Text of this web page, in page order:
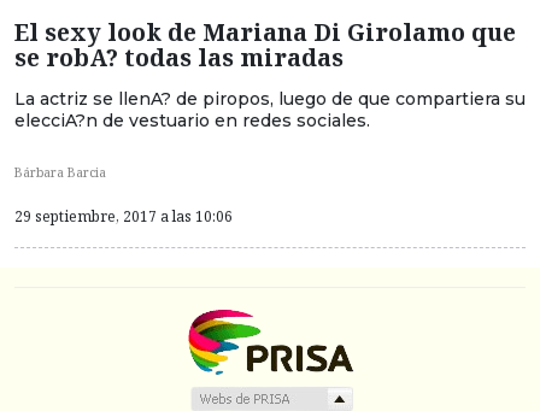
El sexy look de Mariana Di Girolamo que
se robA? todas las miradas
La actriz se llenA? de piropos, luego de que compartiera su
elecciA?n de vestuario en redes sociales.
Bárbara Barcia
29 septiembre, 2017 a las 10:06